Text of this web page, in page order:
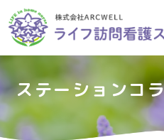
ステーションコ